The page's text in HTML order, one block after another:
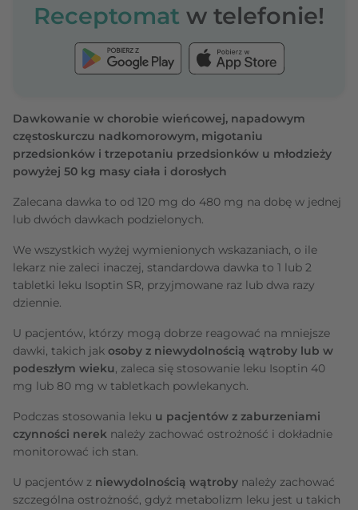
Receptomat w telefonie!
Dawkowanie w chorobie wieńcowej, napadowym
częstoskurczu nadkomorowym, migotaniu
przedsionków i trzepotaniu przedsionków u młodzieży
powyżej 50 kg masy ciała i dorosłych
Zalecana dawka to od 120 mg do 480 mg na dobę w jednej
lub dwóch dawkach podzielonych.
We wszystkich wyżej wymienionych wskazaniach, o ile
lekarz nie zaleci inaczej, standardowa dawka to 1 lub 2
tabletki leku Isoptin SR, przyjmowane raz lub dwa razy
dziennie.
U pacjentów, którzy mogą dobrze reagować na mniejsze
dawki, takich jak osoby z niewydolnością wątroby lub w
podeszłym wieku, zaleca się stosowanie leku Isoptin 40
mg lub 80 mg w tabletkach powlekanych.
Podczas stosowania leku u pacjentów z zaburzeniami
czynności nerek należy zachować ostrożność i dokładnie
monitorować ich stan.
U pacjentów z niewydolnością wątroby należy zachować
szczególna ostrożność, gdyż metabolizm leku jest u takich